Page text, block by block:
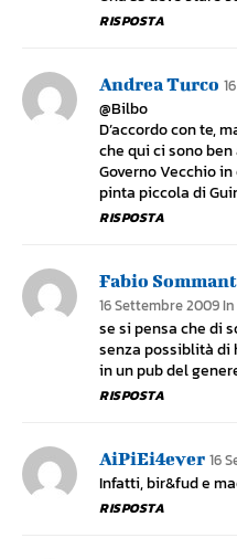
RISPOSTA
Andrea Turco
@Bilbo
D’accordo con te,
che qui ci sono
Governo Vecchio
pinta piccola di
RISPOSTA
Fabio
16 Settembre 2009 In
se si pensa che di
senza possiblità di
in un pub del
RISPOSTA
AiPiEi4ever 16
Infatti, bir&fud e
RISPOSTA